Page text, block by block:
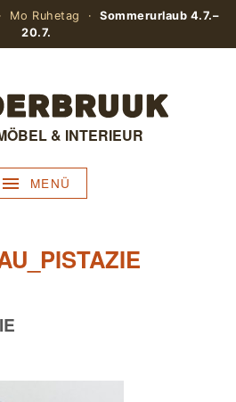
· Mo Ruhetag ·Sommerurlaub 4.7.–
20.7.
& INTERIEUR
MENÜ